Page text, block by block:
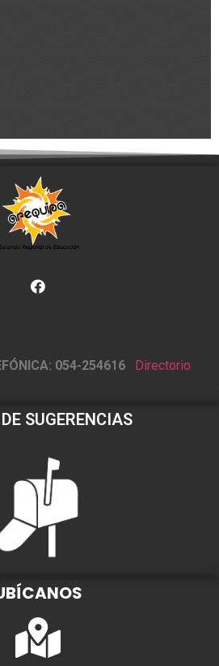
054-254616
Directorio
SUGERENCIAS